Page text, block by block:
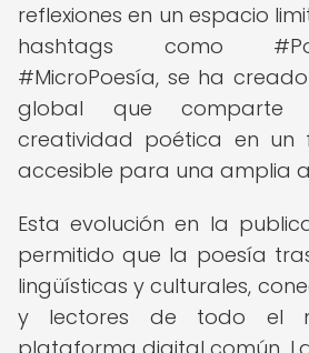
reflexiones en un espacio
hashtags como
#MicroPoesía, se ha
global que
creatividad poética en un
accesible para una amplia
Esta evolución en la
permitido que la poesía
lingüísticas y culturales,
y lectores de todo el